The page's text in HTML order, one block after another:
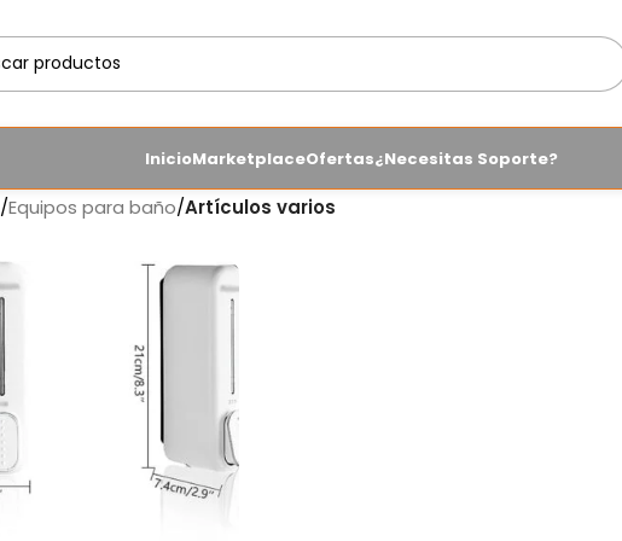
InicioMarketplaceOfertas¿Necesitas Soporte?
/Equipos para baño/Artículos varios